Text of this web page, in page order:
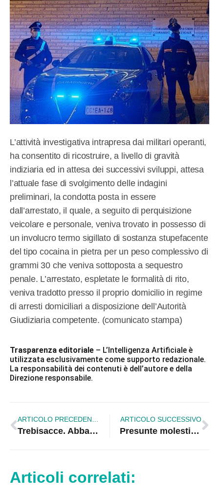
L’attività investigativa intrapresa dai militari operanti,
ha consentito di ricostruire, a livello di gravità
indiziaria ed in attesa dei successivi sviluppi, attesa
l’attuale fase di svolgimento delle indagini
preliminari, la condotta posta in essere
dall’arrestato, il quale, a seguito di perquisizione
veicolare e personale, veniva trovato in possesso di
un involucro termo sigillato di sostanza stupefacente
del tipo cocaina in pietra per un peso complessivo di
grammi 30 che veniva sottoposta a sequestro
penale. L’arrestato, espletate le formalità di rito,
veniva tradotto presso il proprio domicilio in regime
di arresti domiciliari a disposizione dell’Autorità
Giudiziaria competente. (comunicato stampa)
Trasparenza editoriale – L’Intelligenza Artificiale è
utilizzata esclusivamente come supporto redazionale.
La responsabilità dei contenuti è dell’autore e della
Direzione responsabile.
Trebisacce. Abbandono e smaltimento illecito di rifiuti, denunce e sanzioni
ARTICOLO SUCCESSIVO
Presunte molestie nel liceo di Castrolibero, la procura di Cosenza verso l’apertura di un’inchiesta
Articoli correlati: